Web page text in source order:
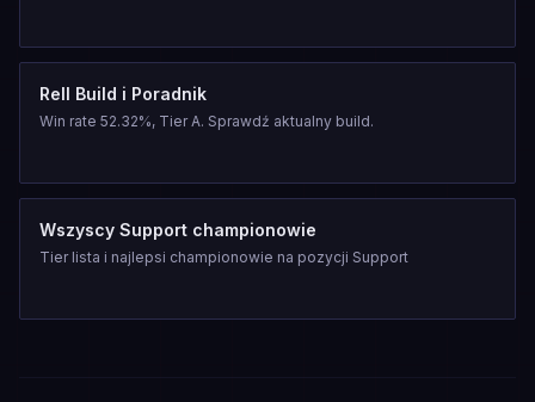
Rell Build i Poradnik
Win rate 52.32%, Tier A. Sprawdź aktualny build.
Wszyscy Support championowie
Tier lista i najlepsi championowie na pozycji Support